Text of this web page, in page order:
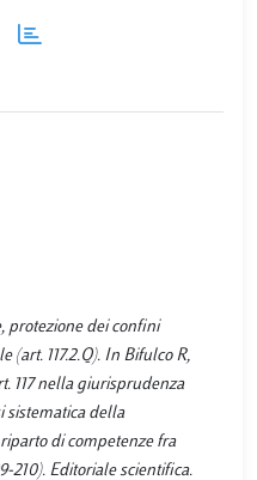
protezione dei confini
(art. 117.2.Q). In Bifulco R,
117 nella giurisprudenza
sistematica della
di competenze fra
210). Editoriale scientifica.